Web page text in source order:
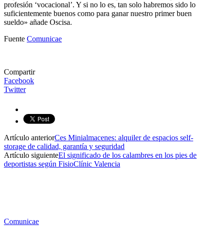
profesión ‘vocacional’. Y si no lo es, tan solo habremos sido lo
suficientemente buenos como para ganar nuestro primer buen
sueldo» añade Oscisa.
Fuente Comunicae
Compartir
Facebook
Twitter
Artículo anteriorCes Minialmacenes: alquiler de espacios self-
storage de calidad, garantía y seguridad
Artículo siguienteEl significado de los calambres en los pies de
deportistas según FisioClínic Valencia
Comunicae